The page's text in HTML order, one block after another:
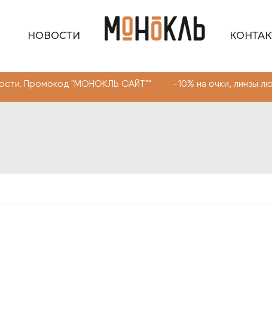
НОВОСТИ
САЙТ"" -10% на очки, линзы